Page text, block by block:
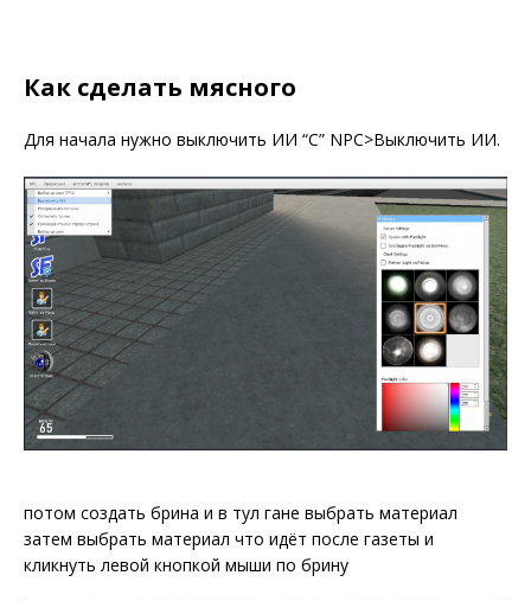
Как сделать мясного
Для начала нужно выключить ИИ “C” NPC>Выключить ИИ.
потом создать брина и в тул гане выбрать материал
затем выбрать материал что идёт после газеты и
кликнуть левой кнопкой мыши по брину